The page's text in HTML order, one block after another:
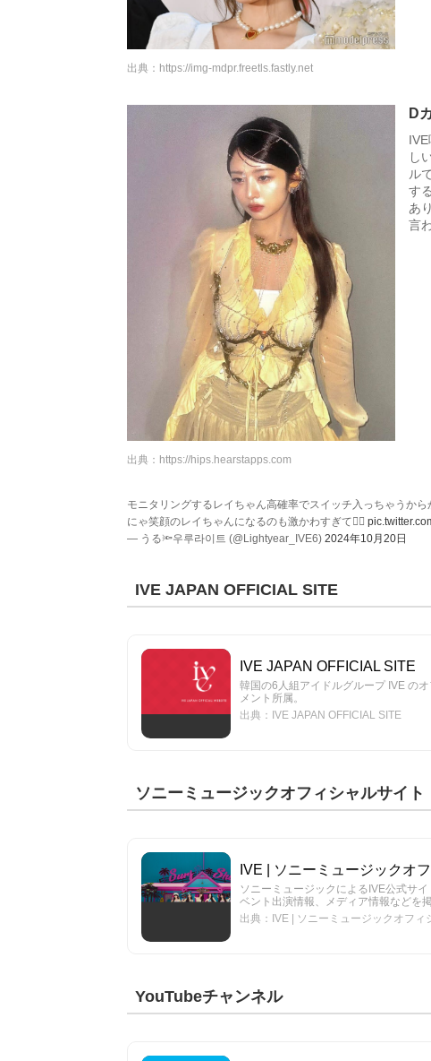
出典： https://img-mdpr.freetls.fastly.net
D
し
ル
す
あ
言
出典： https://hips.hearstapps.com
モニタリングするレイちゃん高確率でスイッチ入っちゃうか
にゃ笑顔のレイちゃんになるのも激かわすぎて🤦‍♀️
— うる🔦우루라이트 (@Lightyear_IVE6) 2024年10月20日
IVE JAPAN OFFICIAL SITE
IVE JAPAN OFFICIAL SITE
韓国の6人組アイドルグループ IVE の
メント所属。
出典：IVE JAPAN OFFICIAL SITE
ソニーミュージックオフィシャルサイト
IVE | ソニーミュージックオ
ソニーミュージックによるIVE公式サ
ベント出演情報、メディア情報などを掲
出典：IVE | ソニーミュージックオフィ
YouTubeチャンネル